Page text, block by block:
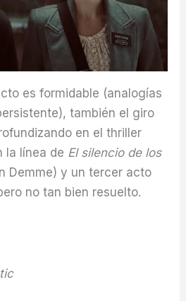
es formidable (analogías
también el giro
en el thriller
la línea de El silencio de los
Demme) y un tercer acto
no tan bien resuelto.